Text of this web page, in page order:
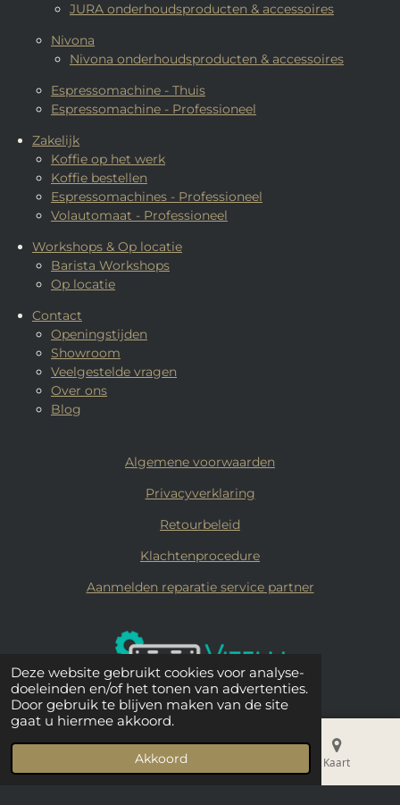
Deze website gebruikt cookies voor analyse-
doeleinden en/of het tonen van advertenties.
Door gebruik te blijven maken van de site
gaat u hiermee akkoord.
Akkoord
JURA onderhoudsproducten & accessoires
Nivona
Nivona onderhoudsproducten & accessoires
Espressomachine - Thuis
Espressomachine - Professioneel
Zakelijk
Koffie op het werk
Koffie bestellen
Espressomachines - Professioneel
Volautomaat - Professioneel
Workshops & Op locatie
Barista Workshops
Op locatie
Contact
Openingstijden
Showroom
Veelgestelde vragen
Over ons
Blog
Algemene voorwaarden
Privacyverklaring
Retourbeleid
Klachtenprocedure
Aanmelden reparatie service partner
Telefoonnummer Kaart